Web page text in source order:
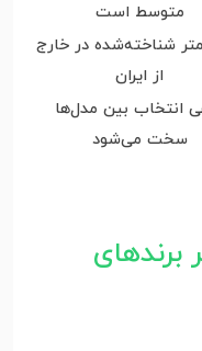
متوسط است
شناخته‌شده در خارج
از ایران
انتخاب بین مدل‌ها
سخت می‌شود
برندهای